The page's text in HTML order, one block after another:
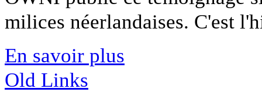
milices néerlandaises. C'est
En savoir plus
Old Links